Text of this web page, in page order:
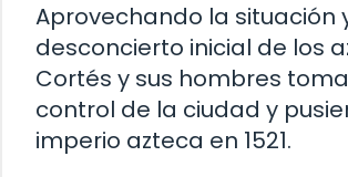
Aprovechando la situación
desconcierto inicial de los
Cortés y sus hombres
control de la ciudad y
imperio azteca en 1521.